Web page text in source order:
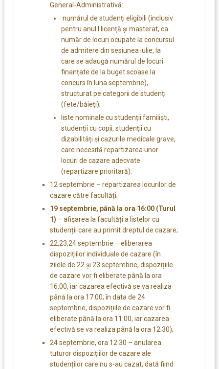
General-Administrativă:
numărul de studenți eligibili (inclusiv
pentru anul I licență și masterat, ca
număr de locuri ocupate la concursul
de admitere din sesiunea iulie, la
care se adaugă numărul de locuri
finanțate de la buget scoase la
concurs în luna septembrie),
structurat pe categorii de studenți
(fete/băieți);
liste nominale cu studenții familiști,
studenții cu copii, studenții cu
dizabilități și cazurile medicale grave,
care necesită repartizarea unor
locuri de cazare adecvate
(repartizare prioritară).
12 septembrie – repartizarea locurilor de
cazare către facultăți;
19 septembrie, până la ora 16:00 (Turul
1) – afișarea la facultăți a listelor cu
studenții care au primit dreptul de cazare;
22,23,24 septembrie – eliberarea
dispozițiilor individuale de cazare (în
zilele de 22 și 23 septembrie, dispozițiile
de cazare vor fi eliberate până la ora
16:00, iar cazarea efectivă se va realiza
până la ora 17:00; în data de 24
septembrie, dispozițiile de cazare vor fi
eliberate până la ora 11:00, iar cazarea
efectivă se va realiza până la ora 12:30);
24 septembrie, ora 12:30 – anularea
tuturor dispozițiilor de cazare ale
studenților care nu s-au cazat, dată fiind